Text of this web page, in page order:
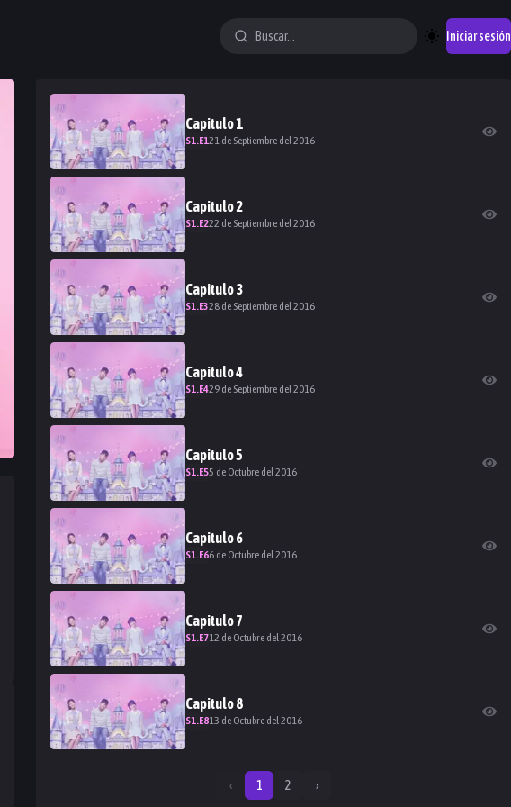
Iniciar sesión
Capitulo1
S1.E121 de Septiembre del 2016
Capitulo2
S1.E222 de Septiembre del 2016
Capitulo3
S1.E328 de Septiembre del 2016
Capitulo4
S1.E429 de Septiembre del 2016
Capitulo5
S1.E55 de Octubre del 2016
Capitulo6
S1.E66 de Octubre del 2016
Capitulo7
S1.E712 de Octubre del 2016
Capitulo8
S1.E813 de Octubre del 2016
‹ 1 2 ›